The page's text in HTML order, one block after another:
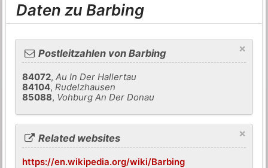
Daten zu Barbing
×
Postleitzahlen von Barbing
84072,Au In Der Hallertau
84104,Rudelzhausen
85088, Vohburg An Der Donau
×
Related websites
https://en.wikipedia.org/wiki/Barbing